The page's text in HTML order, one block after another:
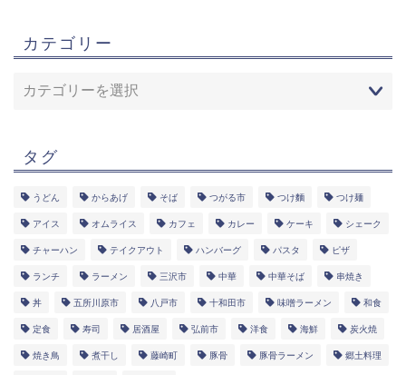
カテゴリー
タグ
うどん からあげ そば つがる市 つけ麵 つけ麺
アイス オムライス カフェ カレー ケーキ シェーク
チャーハン テイクアウト ハンバーグ パスタ ピザ
ランチ ラーメン 三沢市 中華 中華そば 串焼き
丼 五所川原市 八戸市 十和田市 味噌ラーメン 和食
定食 寿司 居酒屋 弘前市 洋食 海鮮 炭火焼
焼き鳥 煮干し 藤崎町 豚骨 豚骨ラーメン 郷土料理